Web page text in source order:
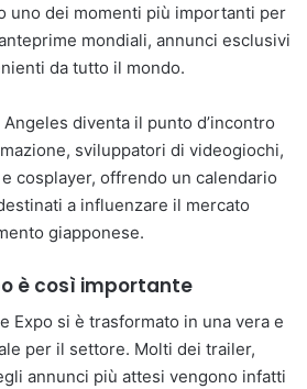
uno dei momenti più importanti per
mondiali, annunci esclusivi
da tutto il mondo.
diventa il punto d’incontro
sviluppatori di videogiochi,
cosplayer, offrendo un calendario
a influenzare il mercato
giapponese.
è così importante
Expo si è trasformato in una vera e
per il settore. Molti dei trailer,
annunci più attesi vengono infatti